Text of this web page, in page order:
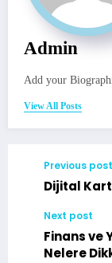
Admin
Add your
View All Posts
Previous post
Dijital
Next post
Finans ve
Nelere